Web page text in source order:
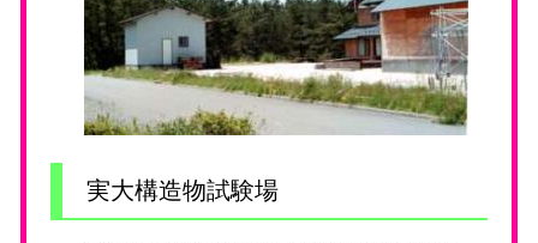
実大構造物試験場